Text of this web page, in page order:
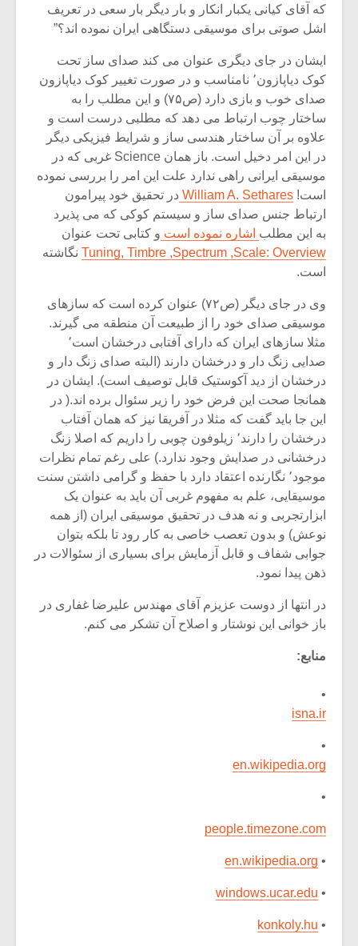
که آقای کیانی یکبار انکار و بار دیگر بار سعی در تعریف
اشل صوتی برای موسیقی دستگاهی ایران نموده اند؟”
ایشان در جای دیگری عنوان می کند صدای ساز تحت
کوک دیاپازون٬ نامناسب و در صورت تغییر کوک دیاپازون
صدای خوب و بازی دارد (ص۷۵) و این مطلب را به
ساختار چوب ارتباط می دهد که مطلبی درست است و
علاوه بر آن ساختار هندسی ساز و شرایط فیزیکی دیگر
در این امر دخیل است. باز همان Science غربی که در
موسیقی ایرانی راهی ندارد علت این امر را بررسی نموده
است! William A. Sethares در تحقیق خود پیرامون
ارتباط جنس صدای ساز و سیستم کوکی که می پذیرد
به این مطلب اشاره نموده است و کتابی تحت عنوان
Tuning, Timbre ,Spectrum ,Scale: Overview نگاشته
است.
وی در جای دیگر (ص۷۲) عنوان کرده است که سازهای
موسیقی صدای خود را از طبیعت آن منطقه می گیرند.
مثلا سازهای ایران که دارای آفتابی درخشان است٬
صدایی زنگ دار و درخشان دارند (البته صدای زنگ دار و
درخشان از دید آکوستیک قابل توصیف است). ایشان در
همانجا صحت این فرض خود را زیر سئوال برده اند.( در
این جا باید گفت که مثلا در آفریقا نیز که همان آفتاب
درخشان را دارند٬ زیلوفون چوبی را داریم که اصلا زنگ
درخشانی در صدایش وجود ندارد.) علی رغم تمام نظرات
موجود٬ نگارنده اعتقاد دارد با حفظ و گرامی داشتن سنت
موسیقایی، علم به مفهوم غربی آن باید به عنوان یک
ابزارتجربی و نه هدف در تحقیق موسیقی ایران (از همه
نوعش) و بدون تعصب خاصی به کار رود تا بلکه بتوان
جوابی شفاف و قابل آزمایش برای بسیاری از سئوالات در
ذهن پیدا نمود.
در انتها از دوست عزیزم آقای مهندس علیرضا غفاری در
باز خوانی این نوشتار و اصلاح آن تشکر می کنم.
منابع:
•
isna.ir
•
en.wikipedia.org
•
people.timezone.com
•
en.wikipedia.org
•
windows.ucar.edu
•
konkoly.hu